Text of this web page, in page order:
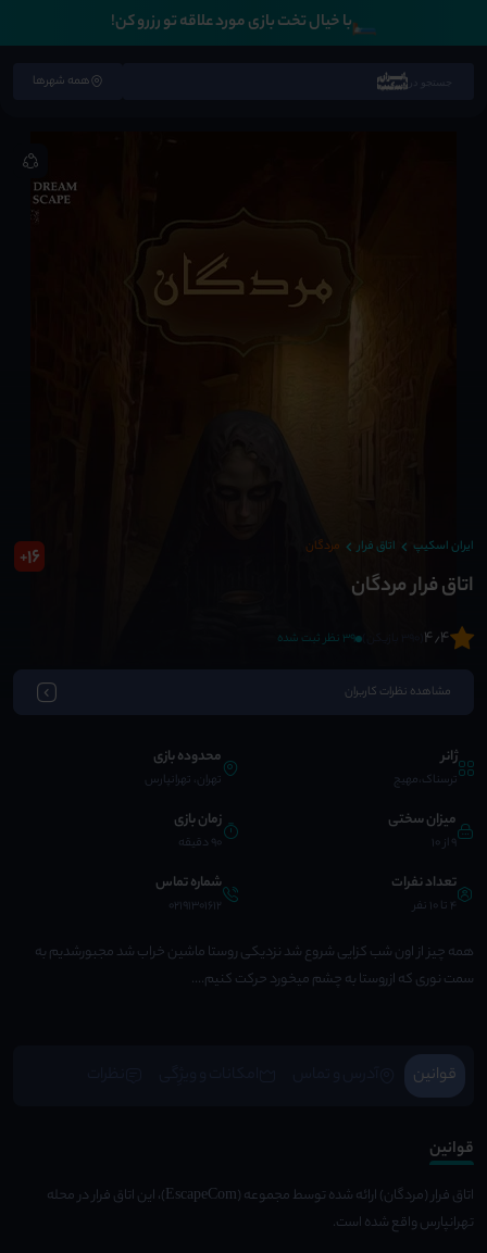
🛏️با خیال تخت بازی مورد علاقه تو رزرو کن!
همه شهرها
ایران اسکیپ اتاق فرار مردگان
اتاق فرار مردگان
16
+
4٫4 39 نظر ثبت شده
مشاهده نظرات کاربران
ژانر
ترسناک،مهیج
محدوده بازی
تهران، تهرانپارس
میزان سختی
9 از 10
زمان بازی
90 دقیقه
تعداد نفرات
4 تا 10 نفر
شماره تماس
02191301612
همه چیز از اون شب کزایی شروع شد نزدیکی روستا ماشین خراب شد مجبورشدیم به
سمت نوری که ازروستا به چشم میخورد حرکت کنیم....
قوانین
قوانین
اتاق فرار (مردگان) ارائه شده توسط مجموعه (EscapeCom)، این اتاق فرار در محله
تهرانپارس واقع شده است.